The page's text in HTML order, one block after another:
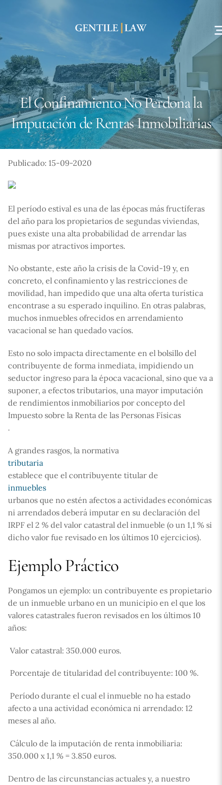
El Confinamiento No Perdona la
Imputación de Rentas Inmobiliarias
Publicado: 15-09-2020
El período estival es una de las épocas más fructíferas
del año para los propietarios de segundas viviendas,
pues existe una alta probabilidad de arrendar las
mismas por atractivos importes.
No obstante, este año la crisis de la Covid-19 y, en
concreto, el confinamiento y las restricciones de
movilidad, han impedido que una alta oferta turística
encontrase a su esperado inquilino. En otras palabras,
muchos inmuebles ofrecidos en arrendamiento
vacacional se han quedado vacíos.
Esto no solo impacta directamente en el bolsillo del
contribuyente de forma inmediata, impidiendo un
seductor ingreso para la época vacacional, sino que va a
suponer, a efectos tributarios, una mayor imputación
de rendimientos inmobiliarios por concepto del
Impuesto sobre la Renta de las Personas Físicas
.
A grandes rasgos, la normativa
tributaria
establece que el contribuyente titular de
inmuebles
urbanos que no estén afectos a actividades económicas
ni arrendados deberá imputar en su declaración del
IRPF el 2 % del valor catastral del inmueble (o un 1,1 % si
dicho valor fue revisado en los últimos 10 ejercicios).
Ejemplo Práctico
Pongamos un ejemplo: un contribuyente es propietario
de un inmueble urbano en un municipio en el que los
valores catastrales fueron revisados en los últimos 10
años:
 Valor catastral: 350.000 euros.
 Porcentaje de titularidad del contribuyente: 100 %.
 Período durante el cual el inmueble no ha estado
afecto a una actividad económica ni arrendado: 12
meses al año.
 Cálculo de la imputación de renta inmobiliaria:
350.000 x 1,1 % = 3.850 euros.
Dentro de las circunstancias actuales y, a nuestro